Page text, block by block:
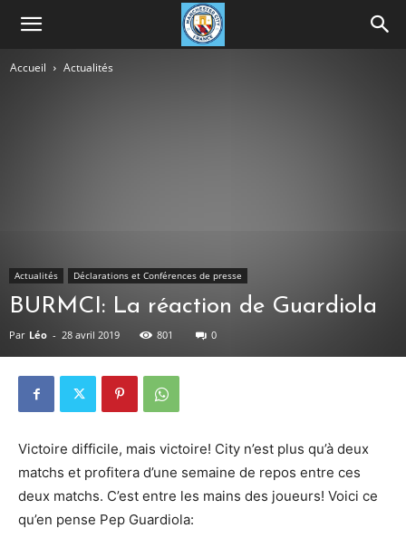
Accueil Actualités
Actualités Déclarations et Conférences de presse
BURMCI: La réaction de Guardiola
Par Léo - 28 avril 2019 801 0
Victoire difficile, mais victoire! City n’est plus qu’à deux
matchs et profitera d’une semaine de repos entre ces
deux matchs. C’est entre les mains des joueurs! Voici ce
qu’en pense Pep Guardiola: